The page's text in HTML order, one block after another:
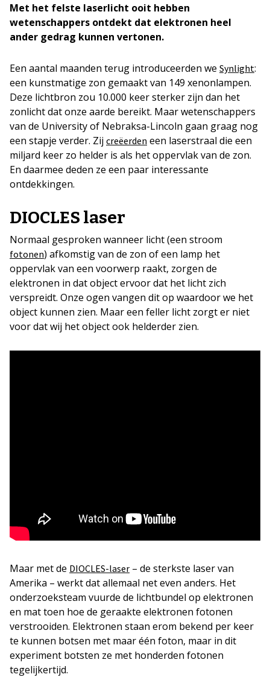
Met het felste laserlicht ooit hebben
wetenschappers ontdekt dat elektronen heel
ander gedrag kunnen vertonen.
Een aantal maanden terug introduceerden we Synlight:
een kunstmatige zon gemaakt van 149 xenonlampen.
Deze lichtbron zou 10.000 keer sterker zijn dan het
zonlicht dat onze aarde bereikt. Maar wetenschappers
van de University of Nebraksa-Lincoln gaan graag nog
een stapje verder. Zij creëerden een laserstraal die een
miljard keer zo helder is als het oppervlak van de zon.
En daarmee deden ze een paar interessante
ontdekkingen.
DIOCLES laser
Normaal gesproken wanneer licht (een stroom
fotonen) afkomstig van de zon of een lamp het
oppervlak van een voorwerp raakt, zorgen de
elektronen in dat object ervoor dat het licht zich
verspreidt. Onze ogen vangen dit op waardoor we het
object kunnen zien. Maar een feller licht zorgt er niet
voor dat wij het object ook helderder zien.
Maar met de DIOCLES-laser – de sterkste laser van
Amerika – werkt dat allemaal net even anders. Het
onderzoeksteam vuurde de lichtbundel op elektronen
en mat toen hoe de geraakte elektronen fotonen
verstrooiden. Elektronen staan erom bekend per keer
te kunnen botsen met maar één foton, maar in dit
experiment botsten ze met honderden fotonen
tegelijkertijd.